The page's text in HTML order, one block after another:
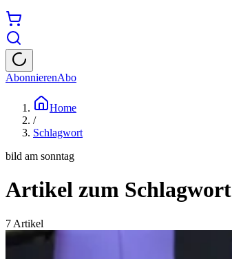
AbonnierenAbo
Home
/
Schlagwort
bild am sonntag
Artikel zum Schlagwort
7 Artikel